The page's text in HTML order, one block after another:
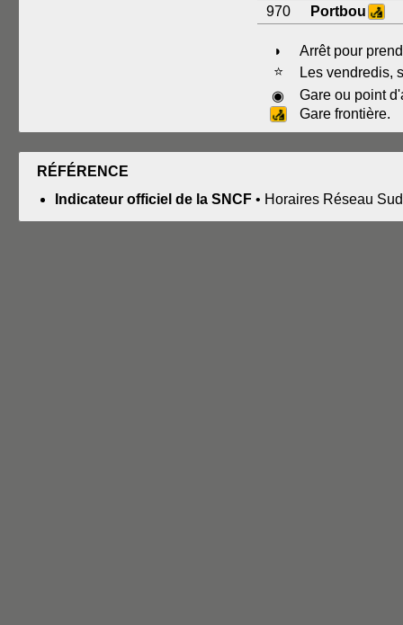
970
Portbou
◗
Arrêt pour
⭐
Les vendredis,
◉
Gare ou point
Gare frontière.
RÉFÉRENCE
Indicateur officiel de la SNCF • Horaires Réseau